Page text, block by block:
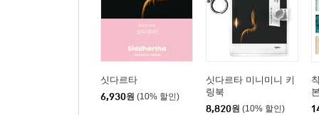
싯다르타
6,930원 (10% 할인)
싯다르타 미니미니 키
링북
8,820원 (10% 할인)